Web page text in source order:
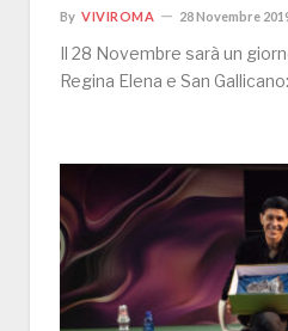
By VIVIROMA 28 Novembre
Il 28 Novembre sarà un
Regina Elena e San